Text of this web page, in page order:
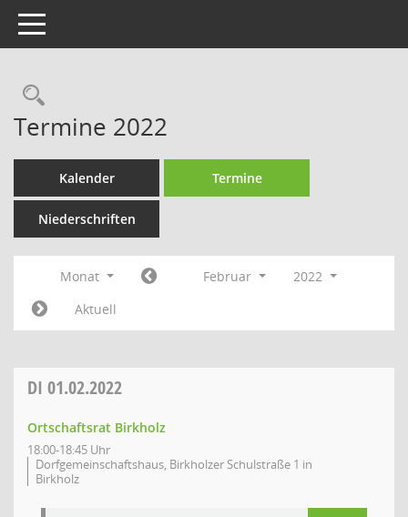
Toggle navigation
Rechercheauswahl
Termine 2022
Kalender Termine
Niederschriften
Monat Februar
2022
Aktuell
DI 01.02.2022
Ortschaftsrat Birkholz
18:00-18:45 Uhr
Dorfgemeinschaftshaus, Birkholzer Schulstraße 1 in
Birkholz